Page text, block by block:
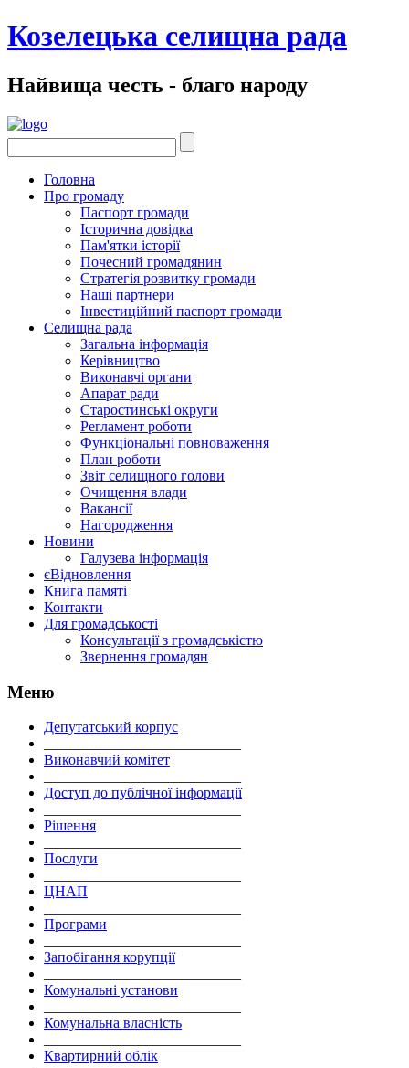
Козелецька селищна рада
Найвища честь - благо народу
Головна
Про громаду
Паспорт громади
Історична довідка
Пам'ятки історії
Почесний громадянин
Стратегія розвитку громади
Наші партнери
Інвестиційний паспорт громади
Селищна рада
Загальна інформація
Керівництво
Виконавчі органи
Апарат ради
Старостинські округи
Регламент роботи
Функціональні повноваження
План роботи
Звіт селищного голови
Очищення влади
Вакансії
Нагородження
Новини
Галузева інформація
єВідновлення
Книга памяті
Контакти
Для громадськості
Консультації з громадськістю
Звернення громадян
Меню
Депутатський корпус
Виконавчий комітет
Доступ до публічної інформації
Рішення
Послуги
ЦНАП
Програми
Запобігання корупції
Комунальні установи
Комунальна власність
Квартирний облік